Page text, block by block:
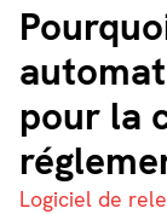
pour la
Logiciel de